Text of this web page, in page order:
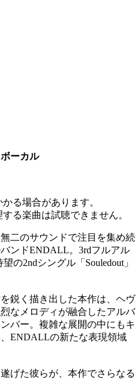
ーカル
る場合があります。
る楽曲は試聴できません。
二のサウンドで注目を集め続
ンドENDALL。3rdフルアル
の2ndシングル「Souledout」
鋭く描き出した本作は、ヘヴ
なメロディが融合したアルバ
バー。複雑な展開の中にもキ
ENDALLの新たな表現領域
げた彼らが、本作でさらなる